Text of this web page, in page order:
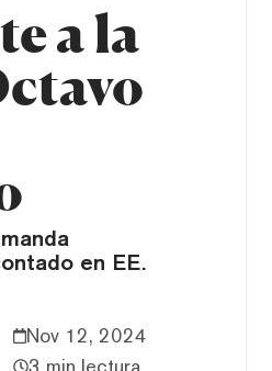
a la
en EE.
Nov 12, 2024
3 min lectura